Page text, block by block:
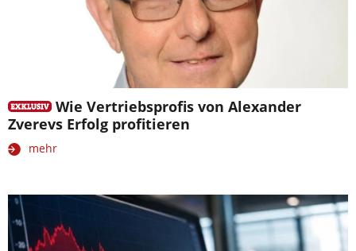
Wie Vertriebsprofis von Alexander
Zverevs Erfolg profitieren
mehr